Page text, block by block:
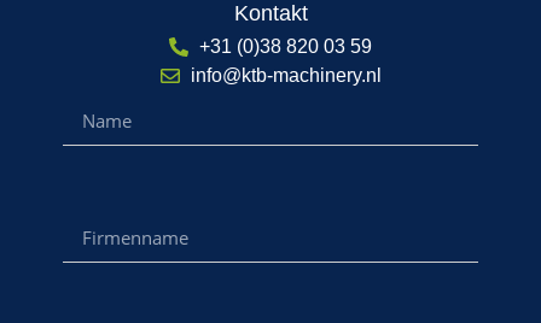
Kontakt
+31 (0)38 820 03 59
info@ktb-machinery.nl